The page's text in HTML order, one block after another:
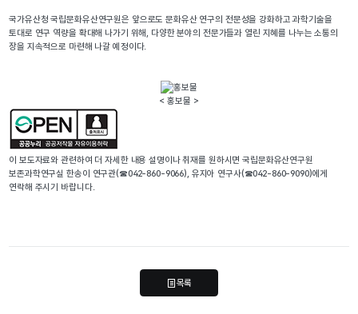
국가유산청 국립문화유산연구원은 앞으로도 문화유산 연구의 전문성을 강화하고 과학기술을
토대로 연구 역량을 확대해 나가기 위해, 다양한 분야의 전문가들과 열린 지혜를 나누는 소통의
장을 지속적으로 마련해 나갈 예정이다.
< 홍보물 >
이 보도자료와 관련하여 더 자세한 내용 설명이나 취재를 원하시면 국립문화유산연구원
보존과학연구실 한송이 연구관(☎042-860-9066), 유지아 연구사(☎042-860-9090)에게
연락해 주시기 바랍니다.
목록